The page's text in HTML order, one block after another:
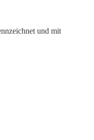
und mit